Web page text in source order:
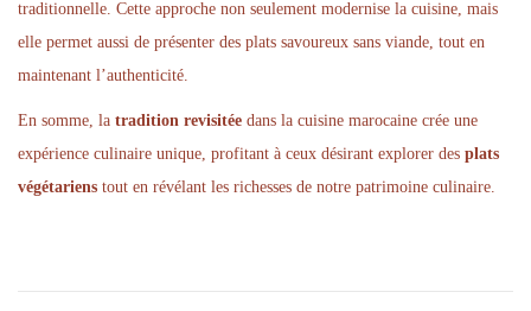
traditionnelle. Cette approche non seulement modernise la cuisine, mais
elle permet aussi de présenter des plats savoureux sans viande, tout en
maintenant l’authenticité.
En somme, la tradition revisitée dans la cuisine marocaine crée une
expérience culinaire unique, profitant à ceux désirant explorer des plats
végétariens tout en révélant les richesses de notre patrimoine culinaire.